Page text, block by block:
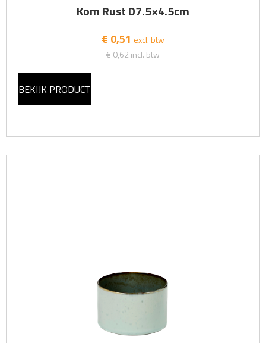
Kom Rust D7.5×4.5cm
€ 0,51 excl. btw
€ 0,62 incl. btw
BEKIJK PRODUCT